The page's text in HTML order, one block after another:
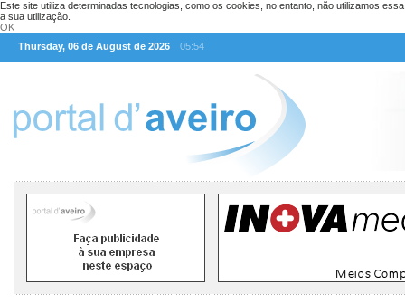
Este site utiliza determinadas tecnologias, como os cookies, no entanto, não utilizamos
a sua utilização.
OK
Thursday, 06 de August de 2026
05:54